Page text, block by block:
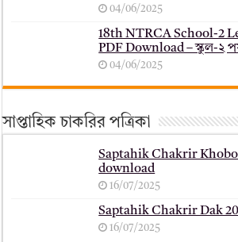
04/06/2025
18th NTRCA School-2
PDF Download – স্কুল-২
04/06/2025
সাপ্তাহিক চাকরির পত্রিকা
Saptahik Chakrir
download
16/07/2025
Saptahik Chakrir Dak
16/07/2025